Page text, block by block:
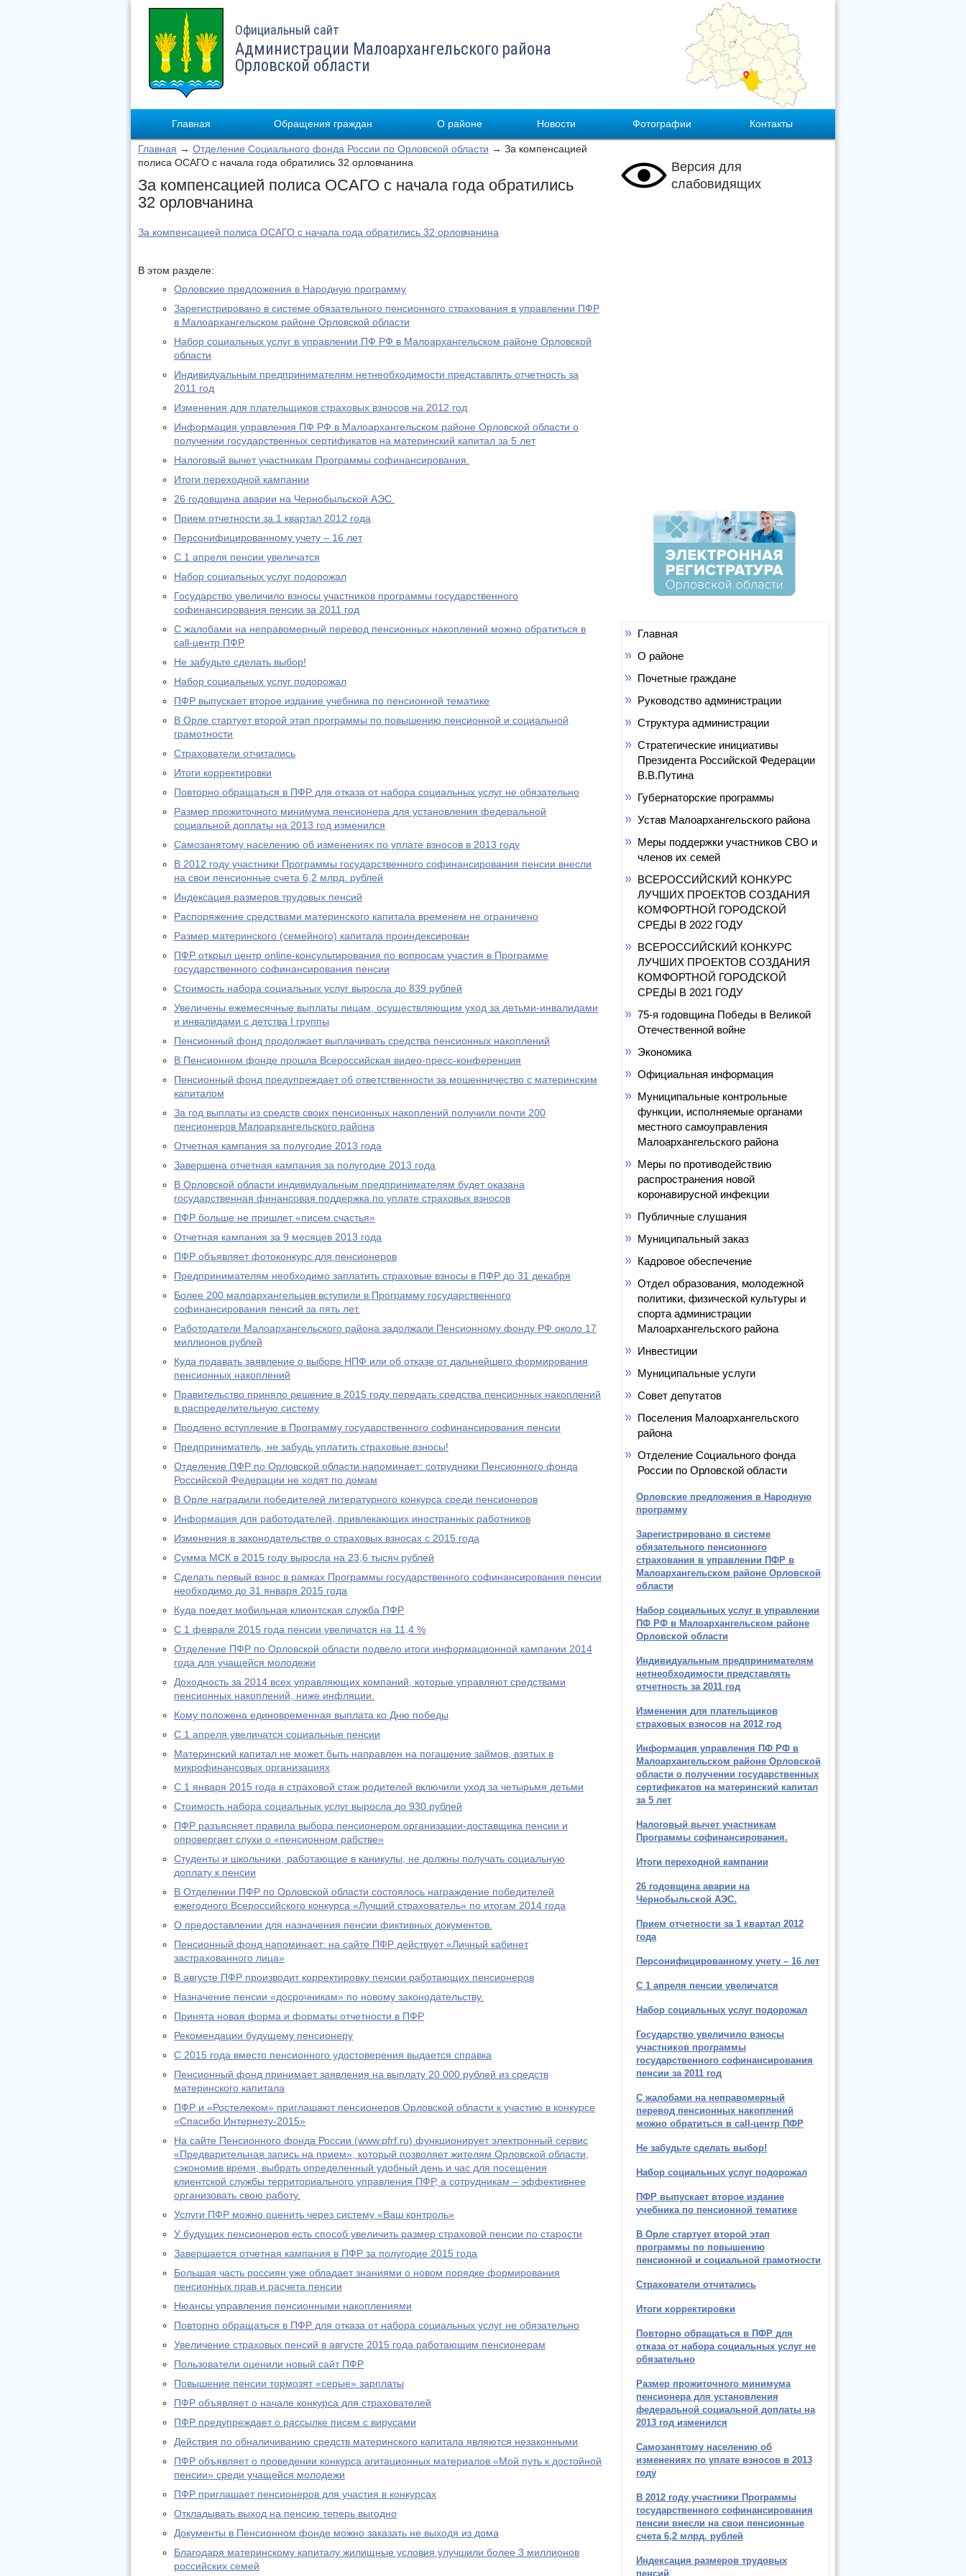
Официальный сайт
Администрации Малоархангельского района
Орловской области
Главная Обращения граждан О районе Новости Фотографии Контакты
Главная → Отделение Социального фонда России по Орловской области → За компенсацией
полиса ОСАГО c начала года обратились 32 орловчанина
За компенсацией полиса ОСАГО c начала года обратились
32 орловчанина
За компенсацией полиса ОСАГО c начала года обратились 32 орловчанина
В этом разделе:
Орловские предложения в Народную программу
Зарегистрировано в системе обязательного пенсионного страхования в управлении ПФР
в Малоархангельском районе Орловской области
Набор социальных услуг в управлении ПФ РФ в Малоархангельском районе Орловской
области
Индивидуальным предпринимателям нетнеобходимости представлять отчетность за
2011 год
Изменения для плательщиков страховых взносов на 2012 год
Информация управления ПФ РФ в Малоархангельском районе Орловской области о
получении государственных сертификатов на материнский капитал за 5 лет
Налоговый вычет участникам Программы софинансирования.
Итоги переходной кампании
26 годовщина аварии на Чернобыльской АЭС.
Прием отчетности за 1 квартал 2012 года
Персонифицированному учету – 16 лет
С 1 апреля пенсии увеличатся
Набор социальных услуг подорожал
Государство увеличило взносы участников программы государственного
софинансирования пенсии за 2011 год
С жалобами на неправомерный перевод пенсионных накоплений можно обратиться в
call-центр ПФР
Не забудьте сделать выбор!
Набор социальных услуг подорожал
ПФР выпускает второе издание учебника по пенсионной тематике
В Орле стартует второй этап программы по повышению пенсионной и социальной
грамотности
Страхователи отчитались
Итоги корректировки
Повторно обращаться в ПФР для отказа от набора социальных услуг не обязательно
Размер прожиточного минимума пенсионера для установления федеральной
социальной доплаты на 2013 год изменился
Самозанятому населению об изменениях по уплате взносов в 2013 году
В 2012 году участники Программы государственного софинансирования пенсии внесли
на свои пенсионные счета 6,2 млрд. рублей
Индексация размеров трудовых пенсий
Распоряжение средствами материнского капитала временем не ограничено
Размер материнского (семейного) капитала проиндексирован
ПФР открыл центр online-консультирования по вопросам участия в Программе
государственного софинансирования пенсии
Стоимость набора социальных услуг выросла до 839 рублей
Увеличены ежемесячные выплаты лицам, осуществляющим уход за детьми-инвалидами
и инвалидами с детства I группы
Пенсионный фонд продолжает выплачивать средства пенсионных накоплений
В Пенсионном фонде прошла Всероссийская видео-пресс-конференция
Пенсионный фонд предупреждает об ответственности за мошенничество с материнским
капиталом
За год выплаты из средств своих пенсионных накоплений получили почти 200
пенсионеров Малоархангельского района
Отчетная кампания за полугодие 2013 года
Завершена отчетная кампания за полугодие 2013 года
В Орловской области индивидуальным предпринимателям будет оказана
государственная финансовая поддержка по уплате страховых взносов
ПФР больше не пришлет «писем счастья»
Отчетная кампания за 9 месяцев 2013 года
ПФР объявляет фотоконкурс для пенсионеров
Предпринимателям необходимо заплатить страховые взносы в ПФР до 31 декабря
Более 200 малоархангельцев вступили в Программу государственного
софинансирования пенсий за пять лет.
Работодатели Малоархангельского района задолжали Пенсионному фонду РФ около 17
миллионов рублей
Куда подавать заявление о выборе НПФ или об отказе от дальнейшего формирования
пенсионных накоплений
Правительство приняло решение в 2015 году передать средства пенсионных накоплений
в распределительную систему
Продлено вступление в Программу государственного софинансирования пенсии
Предприниматель, не забудь уплатить страховые взносы!
Отделение ПФР по Орловской области напоминает: сотрудники Пенсионного фонда
Российской Федерации не ходят по домам
В Орле наградили победителей литературного конкурса среди пенсионеров
Информация для работодателей, привлекающих иностранных работников
Изменения в законодательстве о страховых взносах с 2015 года
Сумма МСК в 2015 году выросла на 23,6 тысяч рублей
Сделать первый взнос в рамках Программы государственного софинансирования пенсии
необходимо до 31 января 2015 года
Куда поедет мобильная клиентская служба ПФР
С 1 февраля 2015 года пенсии увеличатся на 11,4 %
Отделение ПФР по Орловской области подвело итоги информационной кампании 2014
года для учащейся молодежи
Доходность за 2014 всех управляющих компаний, которые управляют средствами
пенсионных накоплений, ниже инфляции.
Кому положена единовременная выплата ко Дню победы
С 1 апреля увеличатся социальные пенсии
Материнский капитал не может быть направлен на погашение займов, взятых в
микрофинансовых организациях
С 1 января 2015 года в страховой стаж родителей включили уход за четырьмя детьми
Стоимость набора социальных услуг выросла до 930 рублей
ПФР разъясняет правила выбора пенсионером организации-доставщика пенсии и
опровергает слухи о «пенсионном рабстве»
Студенты и школьники, работающие в каникулы, не должны получать социальную
доплату к пенсии
В Отделении ПФР по Орловской области состоялось награждение победителей
ежегодного Всероссийского конкурса «Лучший страхователь» по итогам 2014 года
О предоставлении для назначения пенсии фиктивных документов.
Пенсионный фонд напоминает: на сайте ПФР действует «Личный кабинет
застрахованного лица»
В августе ПФР производит корректировку пенсии работающих пенсионеров
Назначение пенсии «досрочникам» по новому законодательству.
Принята новая форма и форматы отчетности в ПФР
Рекомендации будущему пенсионеру
С 2015 года вместо пенсионного удостоверения выдается справка
Пенсионный фонд принимает заявления на выплату 20 000 рублей из средств
материнского капитала
ПФР и «Ростелеком» приглашают пенсионеров Орловской области к участию в конкурсе
«Спасибо Интернету-2015»
На сайте Пенсионного фонда России (www.pfrf.ru) функционирует электронный сервис
«Предварительная запись на прием», который позволяет жителям Орловской области,
сэкономив время, выбрать определенный удобный день и час для посещения
клиентской службы территориального управления ПФР, а сотрудникам – эффективнее
организовать свою работу.
Услуги ПФР можно оценить через систему «Ваш контроль»
У будущих пенсионеров есть способ увеличить размер страховой пенсии по старости
Завершается отчетная кампания в ПФР за полугодие 2015 года
Большая часть россиян уже обладает знаниями о новом порядке формирования
пенсионных прав и расчета пенсии
Нюансы управления пенсионными накоплениями
Повторно обращаться в ПФР для отказа от набора социальных услуг не обязательно
Увеличение страховых пенсий в августе 2015 года работающим пенсионерам
Пользователи оценили новый сайт ПФР
Повышение пенсии тормозят «серые» зарплаты
ПФР объявляет о начале конкурса для страхователей
ПФР предупреждает о рассылке писем с вирусами
Действия по обналичиванию средств материнского капитала являются незаконными
ПФР объявляет о проведении конкурса агитационных материалов «Мой путь к достойной
пенсии» среди учащейся молодежи
ПФР приглашает пенсионеров для участия в конкурсах
Откладывать выход на пенсию теперь выгодно
Документы в Пенсионном фонде можно заказать не выходя из дома
Благодаря материнскому капиталу жилищные условия улучшили более 3 миллионов
российских семей
Версия для
слабовидящих
Главная
О районе
Почетные граждане
Руководство администрации
Структура администрации
Стратегические инициативы
Президента Российской Федерации
В.В.Путина
Губернаторские программы
Устав Малоархангельского района
Меры поддержки участников СВО и
членов их семей
ВСЕРОССИЙСКИЙ КОНКУРС
ЛУЧШИХ ПРОЕКТОВ СОЗДАНИЯ
КОМФОРТНОЙ ГОРОДСКОЙ
СРЕДЫ В 2022 ГОДУ
ВСЕРОССИЙСКИЙ КОНКУРС
ЛУЧШИХ ПРОЕКТОВ СОЗДАНИЯ
КОМФОРТНОЙ ГОРОДСКОЙ
СРЕДЫ В 2021 ГОДУ
75-я годовщина Победы в Великой
Отечественной войне
Экономика
Официальная информация
Муниципальные контрольные
функции, исполняемые органами
местного самоуправления
Малоархангельского района
Меры по противодействию
распространения новой
коронавирусной инфекции
Публичные слушания
Муниципальный заказ
Кадровое обеспечение
Отдел образования, молодежной
политики, физической культуры и
спорта администрации
Малоархангельского района
Инвестиции
Муниципальные услуги
Совет депутатов
Поселения Малоархангельского
района
Отделение Социального фонда
России по Орловской области
Орловские предложения в Народную
программу
Зарегистрировано в системе
обязательного пенсионного
страхования в управлении ПФР в
Малоархангельском районе Орловской
области
Набор социальных услуг в управлении
ПФ РФ в Малоархангельском районе
Орловской области
Индивидуальным предпринимателям
нетнеобходимости представлять
отчетность за 2011 год
Изменения для плательщиков
страховых взносов на 2012 год
Информация управления ПФ РФ в
Малоархангельском районе Орловской
области о получении государственных
сертификатов на материнский капитал
за 5 лет
Налоговый вычет участникам
Программы софинансирования.
Итоги переходной кампании
26 годовщина аварии на
Чернобыльской АЭС.
Прием отчетности за 1 квартал 2012
года
Персонифицированному учету – 16 лет
С 1 апреля пенсии увеличатся
Набор социальных услуг подорожал
Государство увеличило взносы
участников программы
государственного софинансирования
пенсии за 2011 год
С жалобами на неправомерный
перевод пенсионных накоплений
можно обратиться в call-центр ПФР
Не забудьте сделать выбор!
Набор социальных услуг подорожал
ПФР выпускает второе издание
учебника по пенсионной тематике
В Орле стартует второй этап
программы по повышению
пенсионной и социальной грамотности
Страхователи отчитались
Итоги корректировки
Повторно обращаться в ПФР для
отказа от набора социальных услуг не
обязательно
Размер прожиточного минимума
пенсионера для установления
федеральной социальной доплаты на
2013 год изменился
Самозанятому населению об
изменениях по уплате взносов в 2013
году
В 2012 году участники Программы
государственного софинансирования
пенсии внесли на свои пенсионные
счета 6,2 млрд. рублей
Индексация размеров трудовых
пенсий